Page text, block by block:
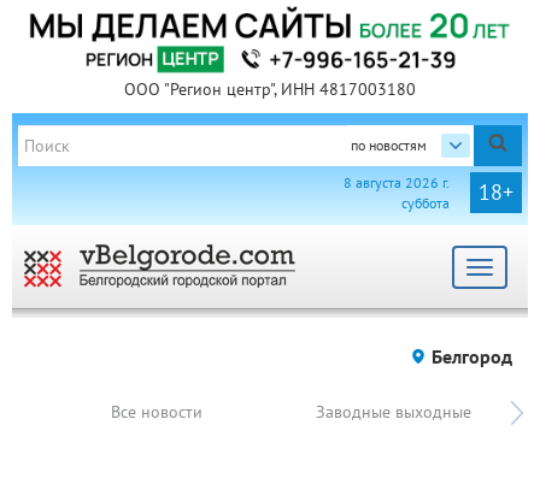
ООО "Регион центр", ИНН 4817003180
по новостям
18+
8 августа 2026 г.
суббота
Toggle
Белгород
Все новости Заводные выходные